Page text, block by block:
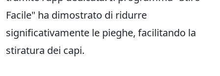
Facile" ha dimostrato di ridurre
significativamente le pieghe, facilitando la
stiratura dei capi.